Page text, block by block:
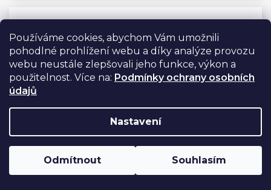
Používáme cookies, abychom Vám umožnili
pohodlné prohlížení webu a díky analýze provozu
webu neustále zlepšovali jeho funkce, výkon a
použitelnost. Více na: Podmínky ochrany osobních
údajů
Nastavení
Odmítnout Souhlasím